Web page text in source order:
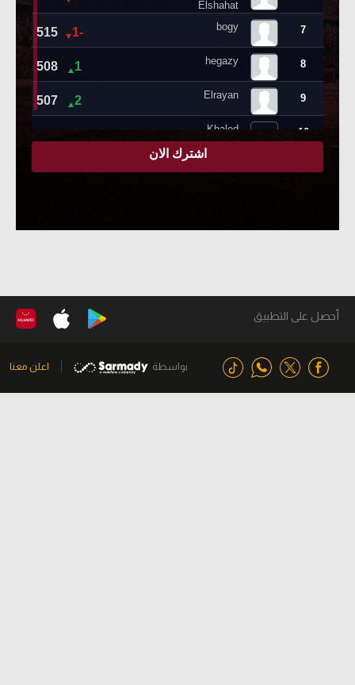
أحصل على التطبيق
بواسطة اعلن معنا